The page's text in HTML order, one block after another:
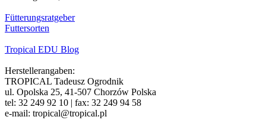
Fütterungsratgeber
Futtersorten
Tropical EDU Blog
Herstellerangaben:
TROPICAL Tadeusz Ogrodnik
ul. Opolska 25, 41-507 Chorzów Polska
tel: 32 249 92 10 | fax: 32 249 94 58
e-mail: tropical@tropical.pl